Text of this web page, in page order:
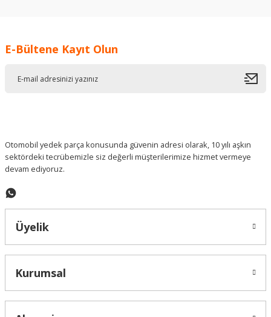
Ürün resmi kalitesiz, bozuk veya görüntülenemiyor.
E-Bültene Kayıt Olun
Otomobil yedek parça konusunda güvenin adresi olarak, 10 yılı aşkın
sektördeki tecrübemizle siz değerli müşterilerimize hizmet vermeye
devam ediyoruz.
Üyelik
Kurumsal